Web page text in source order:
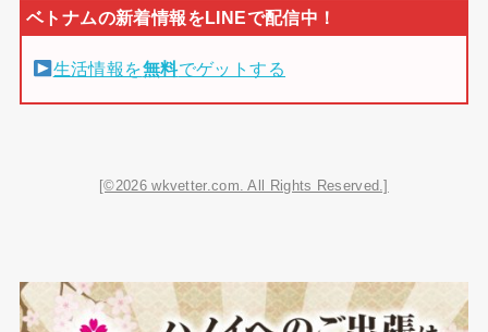
生活情報を無料でゲットする
[©2026 wkvetter.com. All Rights Reserved.]